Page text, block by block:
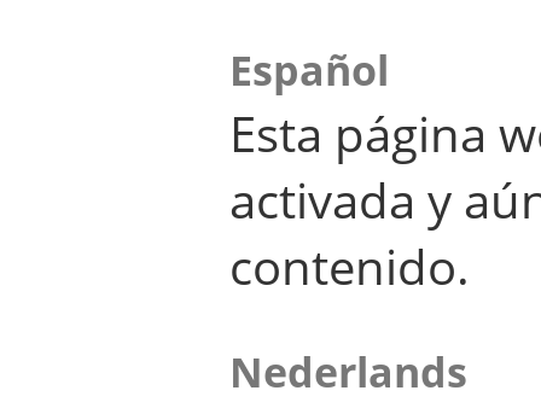
Español
Esta página
activada y
contenido.
Nederlands